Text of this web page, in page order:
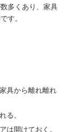
多くあり、家具
す。
具から離れ離れ
る。
は開けておく。